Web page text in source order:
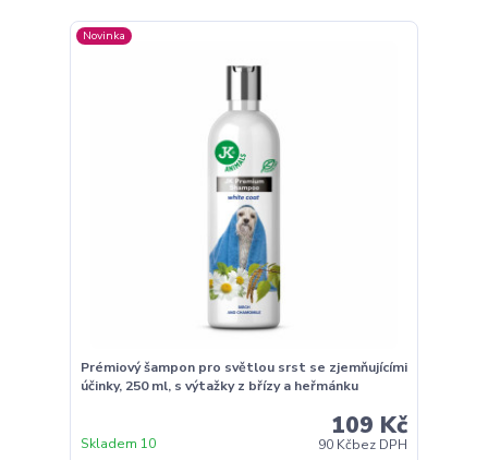
Novinka
Prémiový šampon pro světlou srst se zjemňujícími
účinky, 250 ml, s výtažky z břízy a heřmánku
109 Kč
90 Kčbez DPH
Skladem 10